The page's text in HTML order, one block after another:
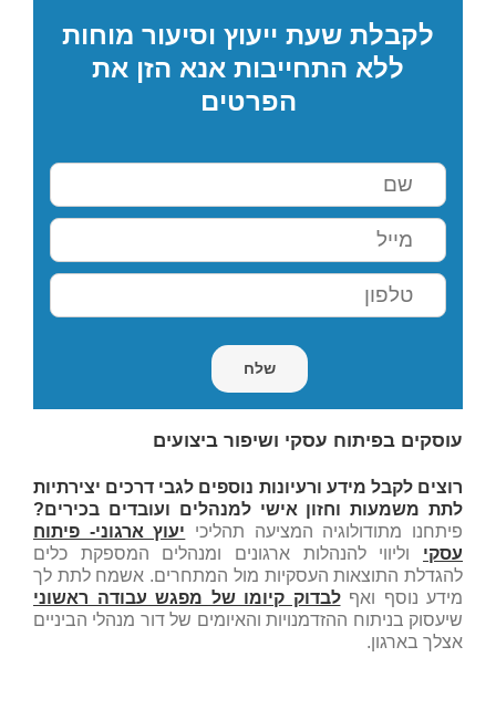
לקבלת שעת ייעוץ וסיעור מוחות
ללא התחייבות אנא הזן את
הפרטים
עוסקים בפיתוח עסקי ושיפור ביצועים
רוצים לקבל מידע ורעיונות נוספים לגבי דרכים יצירתיות
לתת משמעות וחזון אישי למנהלים ועובדים בכירים?
פיתחנו מתודולוגיה המציעה תהליכי יעוץ ארגוני- פיתוח
עסקי וליווי להנהלות ארגונים ומנהלים המספקת כלים
להגדלת התוצאות העסקיות מול המתחרים. אשמח לתת לך
מידע נוסף ואףלבדוק קיומו של מפגש עבודה ראשוני
שיעסוק בניתוח ההזדמנויות והאיומים של דור מנהלי הביניים
אצלך בארגון.